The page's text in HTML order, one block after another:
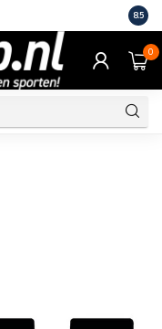
Eigen
8.5
0